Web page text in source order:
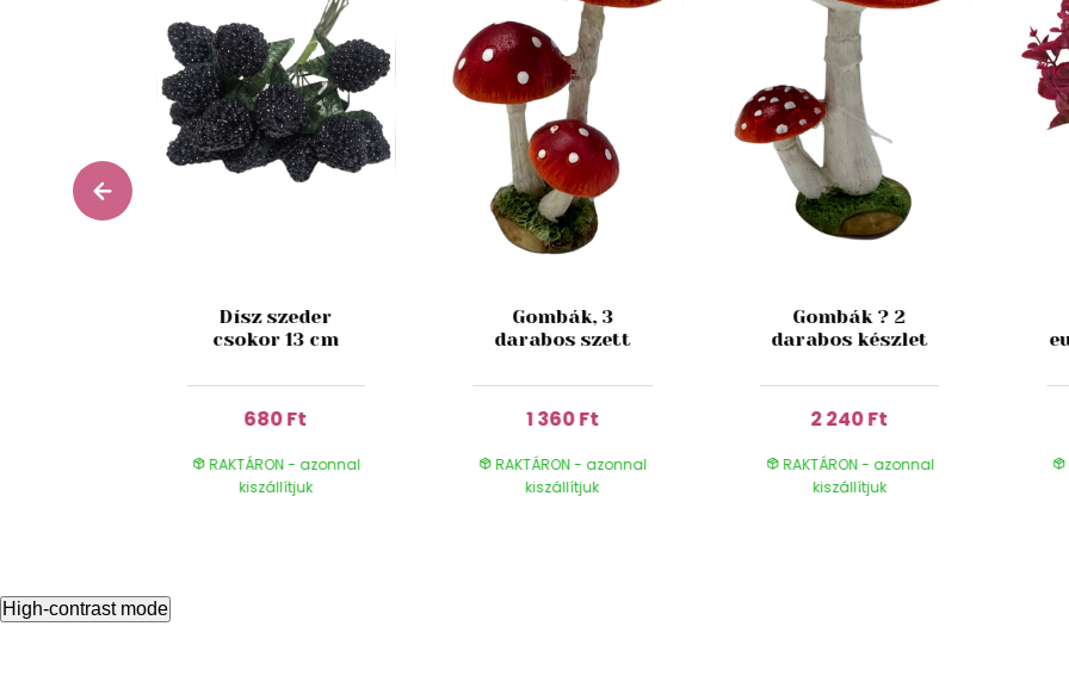
Dísz szeder
csokor 13 cm
680 Ft
RAKTÁRON - azonnal
kiszállítjuk
Gombák, 3
darabos szett
1 360 Ft
RAKTÁRON - azonnal
kiszállítjuk
Gombák ? 2
darabos készlet
2 240 Ft
RAKTÁRON - azonnal
kiszállítjuk
High-contrast mode